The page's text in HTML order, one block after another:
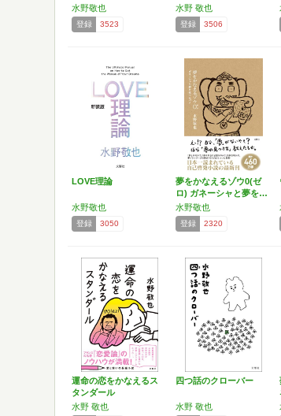
水野敬也
登録 3523
水野 敬也
登録 3506
LOVE理論
水野敬也
登録 3050
夢をかなえるゾウ0(ゼ
ロ) ガネーシャと夢を…
水野敬也
登録 2320
運命の恋をかなえるス
タンダール
水野 敬也
四つ話のクローバー
水野 敬也